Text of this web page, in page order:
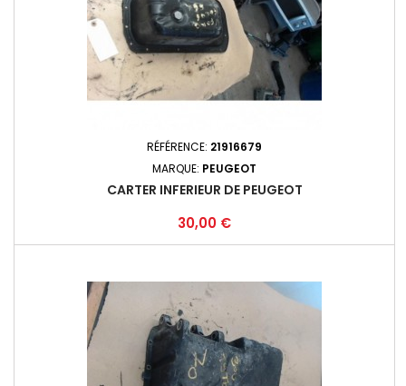
RÉFÉRENCE: 21916679
MARQUE: PEUGEOT
CARTER INFERIEUR DE PEUGEOT
Prix
30,00 €